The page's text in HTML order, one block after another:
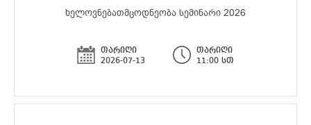
ხელოვნებათმცოდნეობა სემინარი 2026
თარიღი
2026-07-13
თარიღი
11:00 სთ